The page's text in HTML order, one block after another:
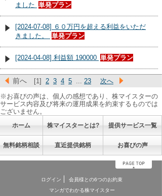
ました 単発プラン
[2024-07-08] ６０万円を超える利益をいただ
きました。
単発プラン
[2024-04-08] 利益額 190000 単発プラン
前へ [1] 2 3 4 5 ... 23
次へ
※お喜びの声は、個人の感想であり、株マイスターの
サービス内容及び将来の運用成果を約束するものでは
ございません。
ホーム 株マイスターとは? 提供サービス一覧
無料銘柄相談 直近提供銘柄 お喜びの声
ログイン
会員様との6つのお約束
マンガでわかる株マイスター